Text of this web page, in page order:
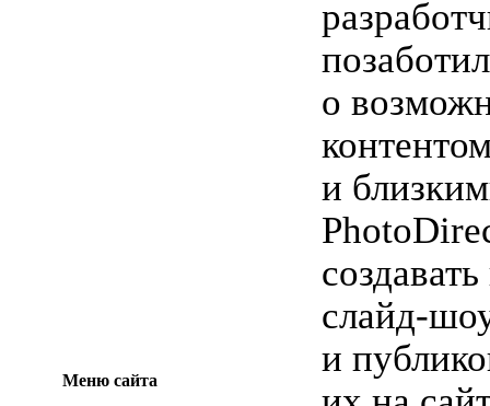
Меню сайта
о
и
слайд-
и